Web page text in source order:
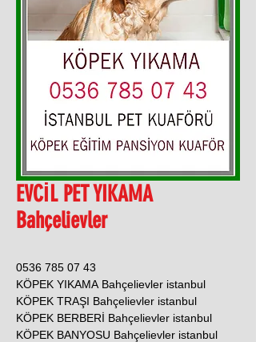
EVCİL PET YIKAMA
Bahçelievler
0536 785 07 43
KÖPEK YIKAMA Bahçelievler istanbul
KÖPEK TRAŞI Bahçelievler istanbul
KÖPEK BERBERİ Bahçelievler istanbul
KÖPEK BANYOSU Bahçelievler istanbul